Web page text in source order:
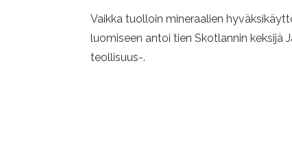
Vaikka tuolloin mineraalien
luomiseen antoi tien Skotlannin
teollisuus-.